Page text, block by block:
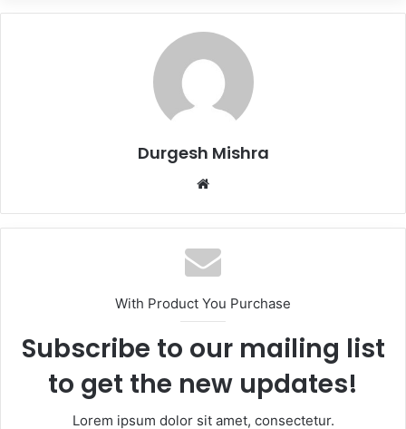
Durgesh Mishra
Website
With Product You Purchase
Subscribe to our mailing list
to get the new updates!
Lorem ipsum dolor sit amet, consectetur.